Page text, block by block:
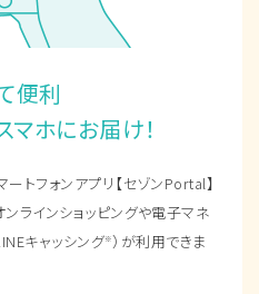
便利
ホにお届け！
トフォンアプリ【セゾンPortal】
ラインショッピングや電子マネ
キャッシング※）が利用できま